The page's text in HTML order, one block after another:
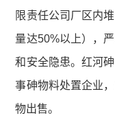
限责任公司厂区内
量达50%以上），
和安全隐患。红河
事砷物料处置企业
物出售。